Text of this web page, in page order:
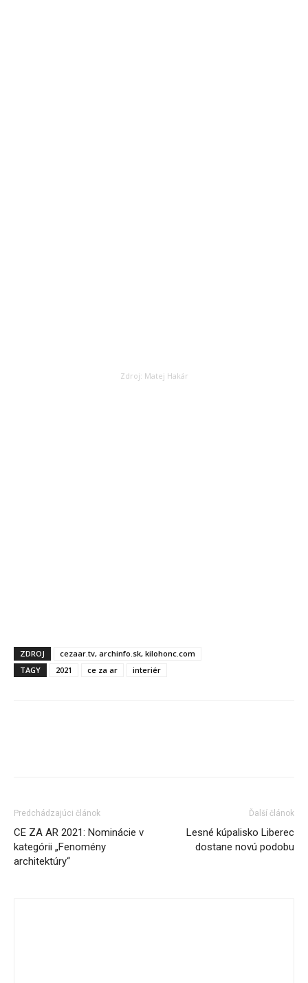
Zdroj: Matej Hakár
ZDROJ
cezaar.tv, archinfo.sk, kilohonc.com
TAGY
2021 ce za ar interiér
Predchádzajúci článok
CE ZA AR 2021: Nominácie v
kategórii „Fenomény
architektúry“
Ďalší článok
Lesné kúpalisko Liberec
dostane novú podobu